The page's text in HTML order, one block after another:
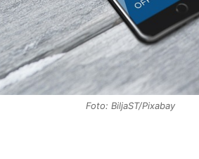
Foto: BiljaST/Pixabay